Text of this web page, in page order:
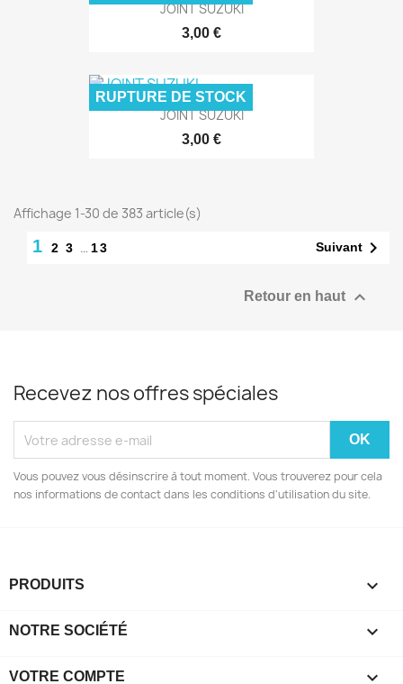
JOINT SUZUKI
3,00 €
JOINT SUZUKI
3,00 €
RUPTURE DE STOCK
Affichage 1-30 de 383 article(s)
1 2 3 … 13 Suivant 
Retour en haut 
Recevez nos offres spéciales
Vous pouvez vous désinscrire à tout moment. Vous trouverez pour cela
nos informations de contact dans les conditions d'utilisation du site.
PRODUITS 
NOTRE SOCIÉTÉ 
VOTRE COMPTE 